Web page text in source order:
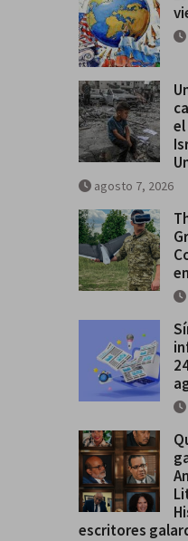
agosto 7, 2026
escritores